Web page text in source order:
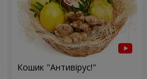
Кошик "Антивірус!"